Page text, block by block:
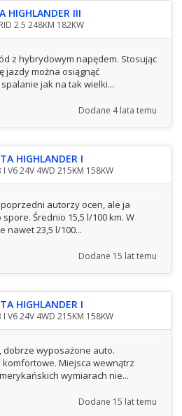
HIGHLANDER III
2.5 248KM 182KW
z hybrydowym napędem. Stosując
jazdy można osiągnąć
jak na tak wielki...
Dodane 4 lata temu
HIGHLANDER I
I V6 24V 4WD 215KM 158KW
autorzy ocen, ale ja
Średnio 15,5 l/100 km. W
nawet 23,5 l/100...
Dodane 15 lat temu
HIGHLANDER I
I V6 24V 4WD 215KM 158KW
wyposażone auto.
Miejsca wewnątrz
wymiarach nie...
Dodane 15 lat temu